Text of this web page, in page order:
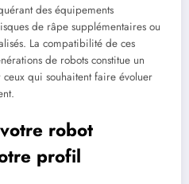
des équipements
de râpe supplémentaires ou
La compatibilité de ces
de robots constitue un
qui souhaitent faire évoluer
robot
profil